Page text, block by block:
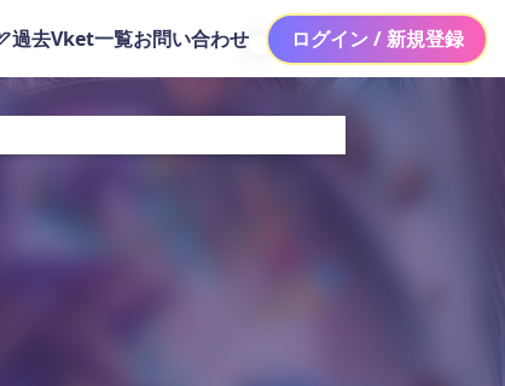
過去Vket一覧お問い合わせ ログイン / 新規登録